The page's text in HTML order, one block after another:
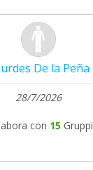
De la Peña
28/7/2026
con 15 Gruppi